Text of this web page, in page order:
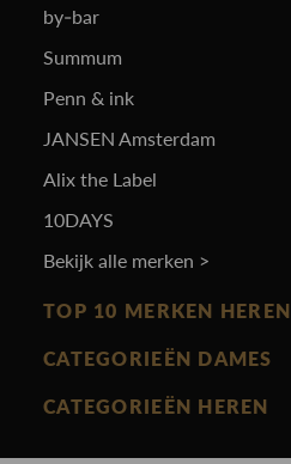
by-bar
Summum
Penn & ink
JANSEN Amsterdam
Alix the Label
10DAYS
Bekijk alle merken >
TOP 10 MERKEN HEREN
Vanguard
Cast Iron
CATEGORIEËN DAMES
Nieuw binnen
CATEGORIEËN HEREN